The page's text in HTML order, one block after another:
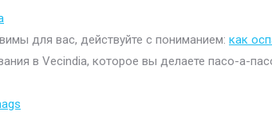
для вас, действуйте с пониманием: как
в Vecindia, которое вы делаете пасо-а-